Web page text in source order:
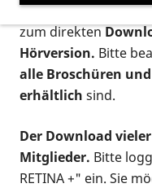
postalischen
zum direkten
Hörversion. Bitte
alle Broschüren
erhältlich sind.
Der Download
Mitglieder. Bitte
RETINA +" ein. Sie